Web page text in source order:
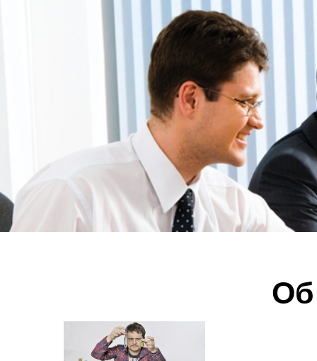
Об